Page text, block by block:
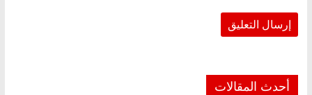
أحدث المقالات